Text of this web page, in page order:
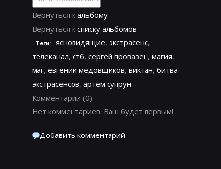
Вернуться к альбому
Вернуться к списку альбомов
Теги: ясновидящие, экстрасенс,
телеканал, стб, сергей провазен, магия,
маг, евгений медовщиков, виктан, битва
экстрасенсов, артем супрун
Комментарии (0)
Нет комментариев. Ваш будет первым!
Добавить комментарий